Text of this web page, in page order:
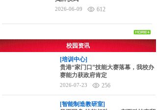
2026-06-09 612
校园资讯
[培训中心]
贵港“家门口”技能大赛落幕，我校办
赛能力获政府肯定
2026-07-23 256
[智能制造教研室]